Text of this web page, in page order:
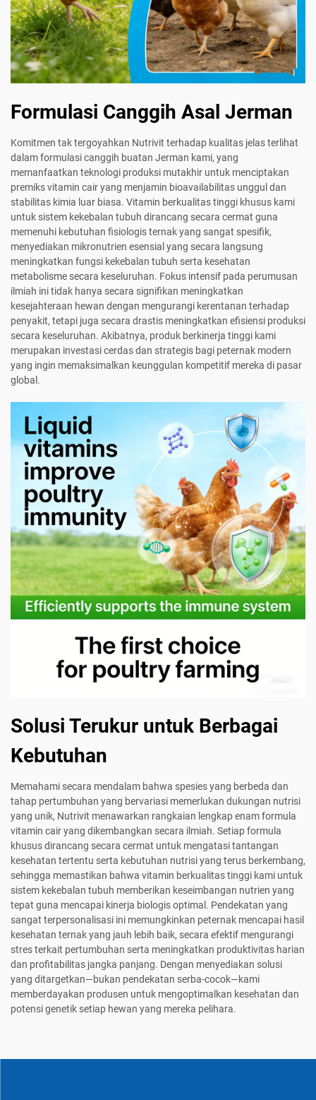
Formulasi Canggih Asal Jerman
Komitmen tak tergoyahkan Nutrivit terhadap kualitas jelas terlihat
dalam formulasi canggih buatan Jerman kami, yang
memanfaatkan teknologi produksi mutakhir untuk menciptakan
premiks vitamin cair yang menjamin bioavailabilitas unggul dan
stabilitas kimia luar biasa. Vitamin berkualitas tinggi khusus kami
untuk sistem kekebalan tubuh dirancang secara cermat guna
memenuhi kebutuhan fisiologis ternak yang sangat spesifik,
menyediakan mikronutrien esensial yang secara langsung
meningkatkan fungsi kekebalan tubuh serta kesehatan
metabolisme secara keseluruhan. Fokus intensif pada perumusan
ilmiah ini tidak hanya secara signifikan meningkatkan
kesejahteraan hewan dengan mengurangi kerentanan terhadap
penyakit, tetapi juga secara drastis meningkatkan efisiensi produksi
secara keseluruhan. Akibatnya, produk berkinerja tinggi kami
merupakan investasi cerdas dan strategis bagi peternak modern
yang ingin memaksimalkan keunggulan kompetitif mereka di pasar
global.
Solusi Terukur untuk Berbagai
Kebutuhan
Memahami secara mendalam bahwa spesies yang berbeda dan
tahap pertumbuhan yang bervariasi memerlukan dukungan nutrisi
yang unik, Nutrivit menawarkan rangkaian lengkap enam formula
vitamin cair yang dikembangkan secara ilmiah. Setiap formula
khusus dirancang secara cermat untuk mengatasi tantangan
kesehatan tertentu serta kebutuhan nutrisi yang terus berkembang,
sehingga memastikan bahwa vitamin berkualitas tinggi kami untuk
sistem kekebalan tubuh memberikan keseimbangan nutrien yang
tepat guna mencapai kinerja biologis optimal. Pendekatan yang
sangat terpersonalisasi ini memungkinkan peternak mencapai hasil
kesehatan ternak yang jauh lebih baik, secara efektif mengurangi
stres terkait pertumbuhan serta meningkatkan produktivitas harian
dan profitabilitas jangka panjang. Dengan menyediakan solusi
yang ditargetkan—bukan pendekatan serba-cocok—kami
memberdayakan produsen untuk mengoptimalkan kesehatan dan
potensi genetik setiap hewan yang mereka pelihara.